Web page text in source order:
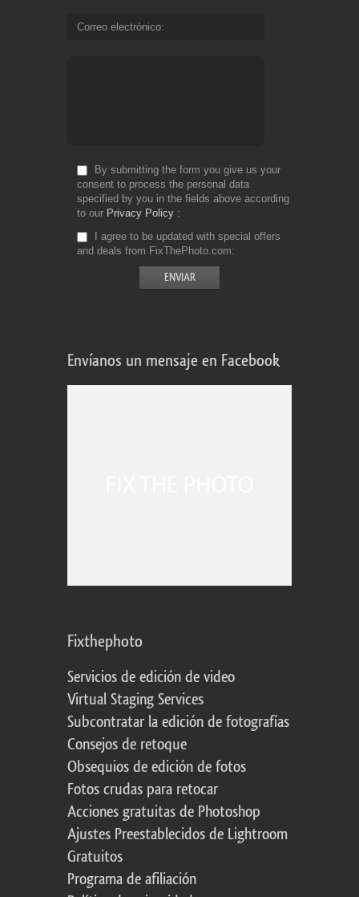
Correo electrónico
By submitting the form you give us your
consent to process the personal data
specified by you in the fields above according
to our Privacy Policy
I agree to be updated with special offers
and deals from FixThePhoto.com
Envíanos un mensaje en Facebook
Fixthephoto
Servicios de edición de video
Virtual Staging Services
Subcontratar la edición de fotografías
Consejos de retoque
Obsequios de edición de fotos
Fotos crudas para retocar
Acciones gratuitas de Photoshop
Ajustes Preestablecidos de Lightroom
Gratuitos
Programa de afiliación